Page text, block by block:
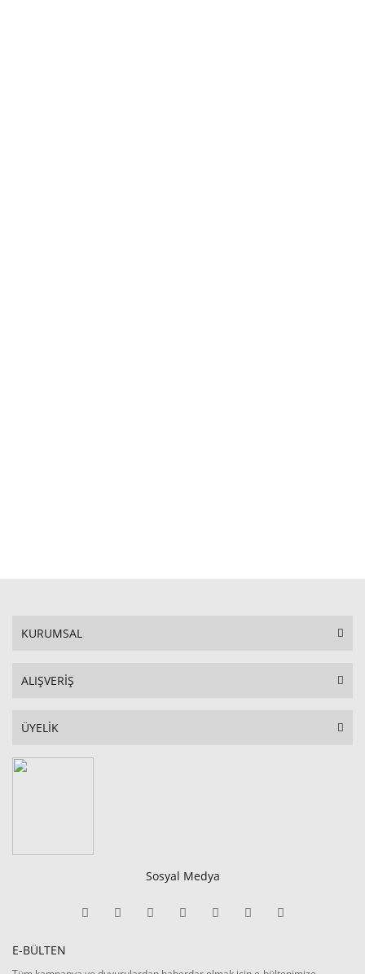
KURUMSAL
ALIŞVERİŞ
ÜYELİK
Sosyal Medya
E-BÜLTEN